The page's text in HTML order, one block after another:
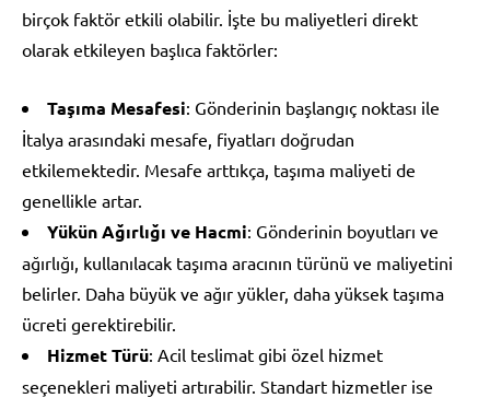
birçok faktör etkili olabilir. İşte bu maliyetleri direkt
olarak etkileyen başlıca faktörler:
Taşıma Mesafesi: Gönderinin başlangıç noktası ile
İtalya arasındaki mesafe, fiyatları doğrudan
etkilemektedir. Mesafe arttıkça, taşıma maliyeti de
genellikle artar.
Yükün Ağırlığı ve Hacmi: Gönderinin boyutları ve
ağırlığı, kullanılacak taşıma aracının türünü ve maliyetini
belirler. Daha büyük ve ağır yükler, daha yüksek taşıma
ücreti gerektirebilir.
Hizmet Türü: Acil teslimat gibi özel hizmet
seçenekleri maliyeti artırabilir. Standart hizmetler ise